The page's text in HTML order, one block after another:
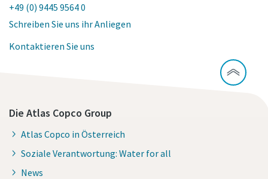
+49 (0) 9445 9564 0
Schreiben Sie uns ihr Anliegen
Kontaktieren Sie uns
Die Atlas Copco Group
Atlas Copco in Österreich
Soziale Verantwortung: Water for all
News